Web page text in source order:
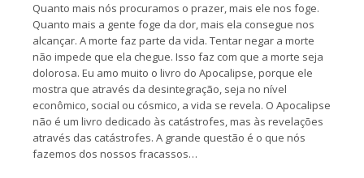
Quanto mais nós procuramos o prazer, mais ele nos foge.
Quanto mais a gente foge da dor, mais ela consegue nos
alcançar. A morte faz parte da vida. Tentar negar a morte
não impede que ela chegue. Isso faz com que a morte seja
dolorosa. Eu amo muito o livro do Apocalipse, porque ele
mostra que através da desintegração, seja no nível
econômico, social ou cósmico, a vida se revela. O Apocalipse
não é um livro dedicado às catástrofes, mas às revelações
através das catástrofes. A grande questão é o que nós
fazemos dos nossos fracassos…